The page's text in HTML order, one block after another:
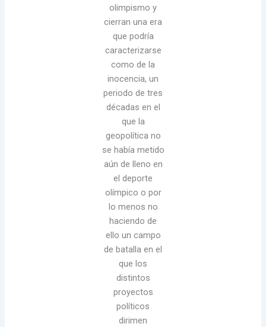
olimpismo y
cierran una era
que podría
caracterizarse
como de la
inocencia, un
periodo de tres
décadas en el
que la
geopolítica no
se había metido
aún de lleno en
el deporte
olímpico o por
lo menos no
haciendo de
ello un campo
de batalla en el
que los
distintos
proyectos
políticos
dirimen